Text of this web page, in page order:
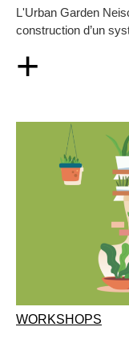
L'Urban Garden
construction d’un
+
WORKSHOPS